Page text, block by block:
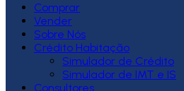
Comprar
Vender
Sobre Nós
Crédito Habitação
Simulador de Crédito
Simulador de IMT e IS
Consultores